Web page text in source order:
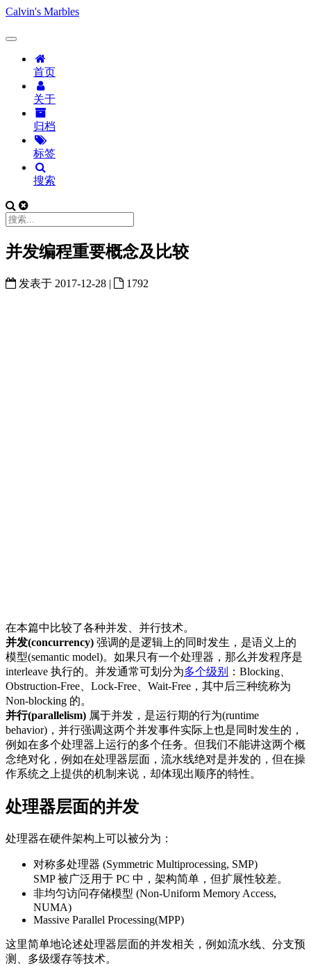
Calvin's Marbles
首页
关于
归档
标签
搜索
并发编程重要概念及比较
发表于 2017-12-28 | 1792
在本篇中比较了各种并发、并行技术。
并发(concurrency) 强调的是逻辑上的同时发生，是语义上的
模型(semantic model)。如果只有一个处理器，那么并发程序是
interleave 执行的。并发通常可划分为多个级别
：Blocking、
Obstruction-Free、Lock-Free、Wait-Free，其中后三种统称为
Non-blocking 的。
并行(parallelism) 属于并发，是运行期的行为(runtime
behavior)，并行强调这两个并发事件实际上也是同时发生的，
例如在多个处理器上运行的多个任务。但我们不能讲这两个概
念绝对化，例如在处理器层面，流水线绝对是并发的，但在操
作系统之上提供的机制来说，却体现出顺序的特性。
处理器层面的并发
处理器在硬件架构上可以被分为：
对称多处理器 (Symmetric Multiprocessing, SMP)
SMP 被广泛用于 PC 中，架构简单，但扩展性较差。
非均匀访问存储模型 (Non-Uniform Memory Access,
NUMA)
Massive Parallel Processing(MPP)
这里简单地论述处理器层面的并发相关，例如流水线、分支预
测、多级缓存等技术。